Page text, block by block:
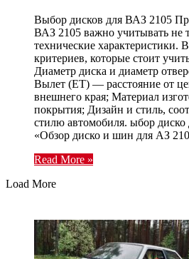
Выбор дисков для ВАЗ 2105
ВАЗ 2105 важно учитывать не
технические характеристики.
критериев, которые стоит
Диаметр диска и диаметр
Вылет (ET) — расстояние от
внешнего края; Материал
покрытия; Дизайн и стиль,
стилю автомобиля. ыбор
«Обзор диско и шин для АЗ
Read More »
Load More